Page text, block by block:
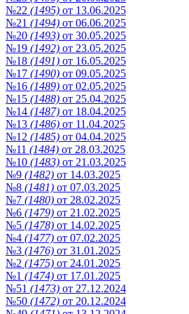
№22 (1495) от 13.06.2025
№21 (1494) от 06.06.2025
№20 (1493) от 30.05.2025
№19 (1492) от 23.05.2025
№18 (1491) от 16.05.2025
№17 (1490) от 09.05.2025
№16 (1489) от 02.05.2025
№15 (1488) от 25.04.2025
№14 (1487) от 18.04.2025
№13 (1486) от 11.04.2025
№12 (1485) от 04.04.2025
№11 (1484) от 28.03.2025
№10 (1483) от 21.03.2025
№9 (1482) от 14.03.2025
№8 (1481) от 07.03.2025
№7 (1480) от 28.02.2025
№6 (1479) от 21.02.2025
№5 (1478) от 14.02.2025
№4 (1477) от 07.02.2025
№3 (1476) от 31.01.2025
№2 (1475) от 24.01.2025
№1 (1474) от 17.01.2025
№51 (1473) от 27.12.2024
№50 (1472) от 20.12.2024